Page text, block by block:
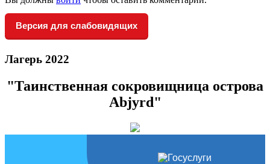
Версия для слабовидящих
Лагерь 2022
"Таинственная сокровищница острова
Abjyrd"